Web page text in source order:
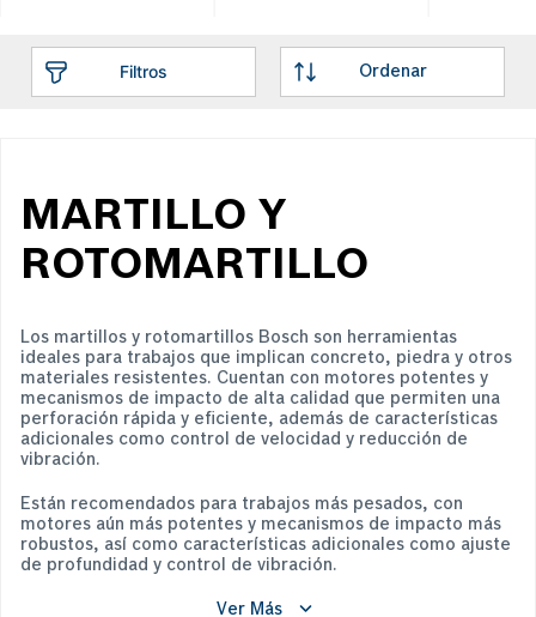
MARTILLO Y
ROTOMARTILLO
Los martillos y rotomartillos Bosch son herramientas
ideales para trabajos que implican concreto, piedra y otros
materiales resistentes. Cuentan con motores potentes y
mecanismos de impacto de alta calidad que permiten una
perforación rápida y eficiente, además de características
adicionales como control de velocidad y reducción de
vibración.
Están recomendados para trabajos más pesados, con
motores aún más potentes y mecanismos de impacto más
robustos, así como características adicionales como ajuste
de profundidad y control de vibración.
Ver Más